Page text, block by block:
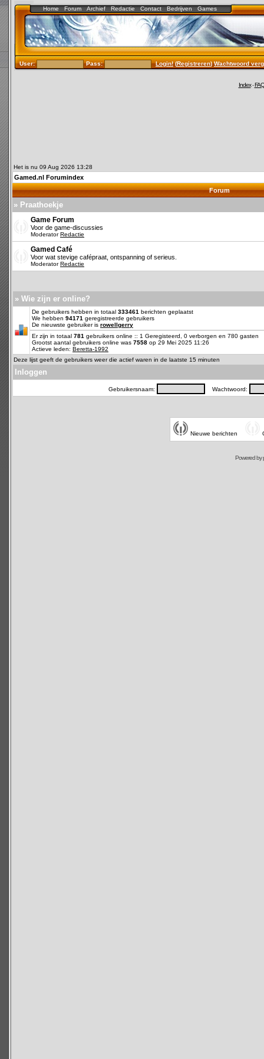
Home Forum Archief Redactie Contact Bedrijven Games
User: Pass: Login!(Registreren)Wachtwoord
Index-FAQ
Het is nu 09 Aug 2026 13:28
Gamed.nl Forumindex
Forum
» Praathoekje
Game Forum
Voor de game-discussies
ModeratorRedactie
Gamed Café
Voor wat stevige cafépraat, ontspanning of serieus.
ModeratorRedactie
» Wie zijn er online?
De gebruikers hebben in totaal 333461 berichten geplaatst
We hebben 94171 geregistreerde gebruikers
De nieuwste gebruiker is rowellgerry
Er zijn in totaal 781 gebruikers online :: 1 Geregisteerd, 0 verborgen en 780
Grootst aantal gebruikers online was 7558 op 29 Mei 2025 11:26
Actieve leden: Beretta-1992
Deze lijst geeft de gebruikers weer die actief waren in de laatste 15 minuten
Inloggen
Gebruikersnaam: Wachtwoord:
Nieuwe berichten
Powered by